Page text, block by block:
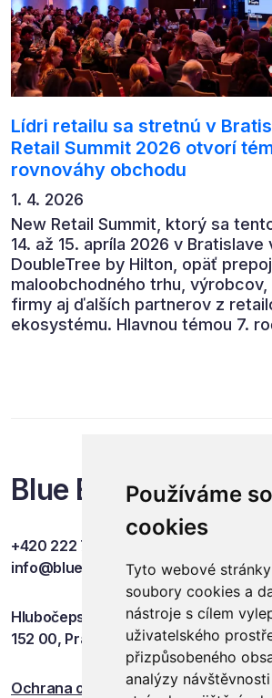
Používáme
cookies
Tyto webové
soubory cookies a
nástroje s cílem
uživatelského
přizpůsobeného
analýzy
Lídri retailu sa stretnú v
Retail Summit 2026 otvorí
rovnováhy obchodu
1. 4. 2026
New Retail Summit, ktorý sa
14. až 15. apríla 2026 v Bratislave
DoubleTree by Hilton, opäť
maloobchodného trhu,
firmy aj ďalších partnerov z
ekosystému. Hlavnou témou 7.
Blue Events
+420 222 749 841
info@blueevents.eu
Hlubočepská 701/38c
152 00, Praha 5
Ochrana osobních údajů